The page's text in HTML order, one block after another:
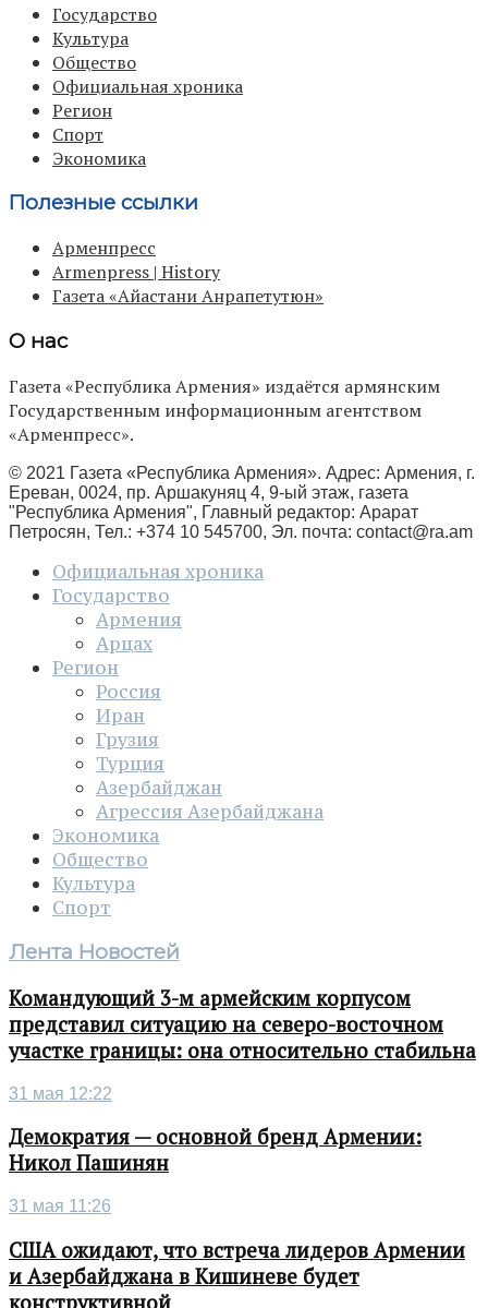
Государство
Культура
Общество
Официальная хроника
Регион
Спорт
Экономика
Полезные ссылки
Арменпресс
Armenpress | History
Газета «Айастани Анрапетутюн»
О нас
Газета «Республика Армения» издаётся армянским
Государственным информационным агентством
«Арменпресс».
© 2021 Газета «Республика Армения». Адрес: Армения, г.
Ереван, 0024, пр. Аршакуняц 4, 9-ый этаж, газета
"Республика Армения", Главный редактор: Арарат
Петросян, Тел.: +374 10 545700, Эл. почта: contact@ra.am
Официальная хроника
Государство
Армения
Арцах
Регион
Россия
Иран
Грузия
Турция
Азербайджан
Агрессия Азербайджана
Экономика
Общество
Культура
Спорт
Лента Новостей
Командующий 3-м армейским корпусом
представил ситуацию на северо-восточном
участке границы: она относительно стабильна
31 мая 12:22
Демократия — основной бренд Армении:
Никол Пашинян
31 мая 11:26
США ожидают, что встреча лидеров Армении
и Азербайджана в Кишиневе будет
конструктивной